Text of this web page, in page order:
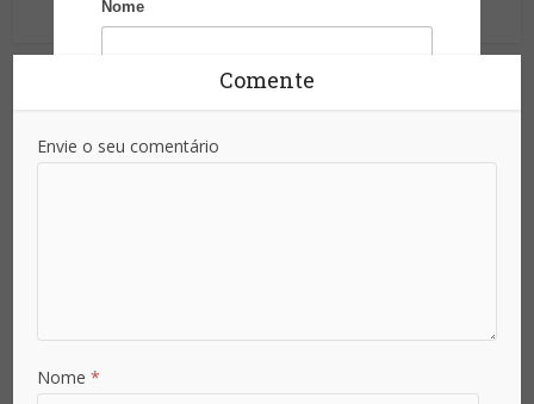
Nome
Comente
Envie o seu comentário
Nome*